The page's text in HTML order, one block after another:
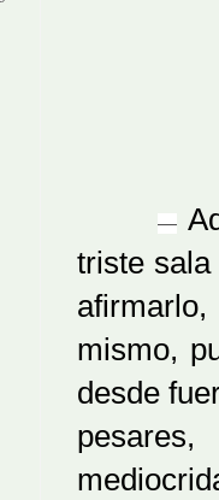
—
triste
mismo,
desde